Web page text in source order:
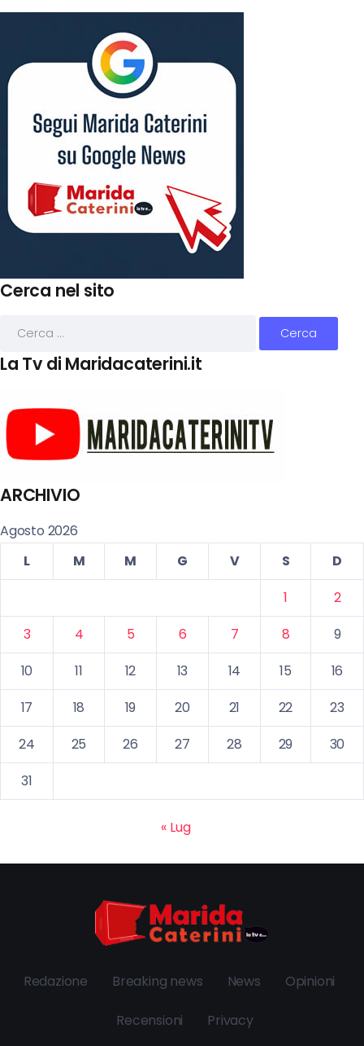
Cerca nel sito
La Tv di Maridacaterini.it
ARCHIVIO
Agosto 2026
L
M M G V S
D
1
2
3
4 5 6 7 8
9
10
11 12 13 14 15
16
17
18 19 20 21 22
23
24
25 26 27 28 29
30
31
« Lug
Redazione Breaking news News Opinioni
Recensioni Privacy